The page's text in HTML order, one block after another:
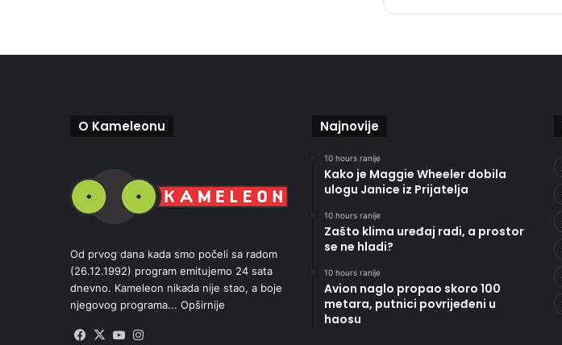
O Kameleonu
Od prvog dana kada smo počeli sa radom
(26.12.1992) program emitujemo 24 sata
dnevno. Kameleon nikada nije stao, a boje
njegovog programa... Opširnije
Facebook
X YouTube
Najnovije
10 hours ranije
Kako je Maggie Wheeler dobila
ulogu Janice iz Prijatelja
10 hours ranije
Zašto klima uređaj radi, a prostor
se ne hladi?
10 hours ranije
Avion naglo propao skoro 100
metara, putnici povrijeđeni u
haosu